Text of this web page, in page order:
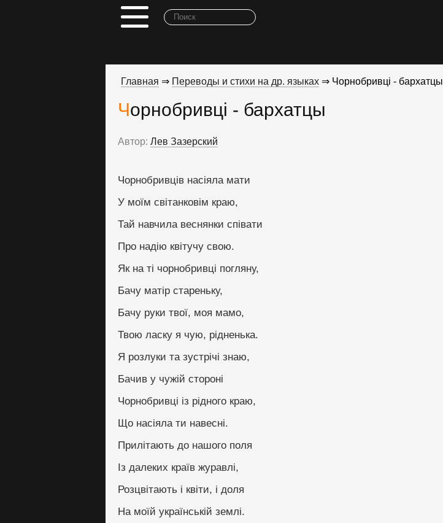
Главная ⇒ Переводы и стихи на др. языках ⇒ Чорнобривцi - бархатцы
Чорнобривцi - бархатцы
Автор: Лев Зазерский
Чорнобривців насіяла мати
У моїм світанковім краю,
Тай навчила веснянки співати
Про надію квітучу cвою.
Як на ті чорнобривці погляну,
Бачу матір стареньку,
Бачу руки твої, моя мамо,
Твою ласку я чую, рідненька.
Я розлуки та зустрічі знаю,
Бачив у чужій стороні
Чорнобривці із рідного краю,
Що насіяла ти навесні.
Прилітають до нашого поля
Із далеких країв журавлі,
Розцвітають і квіти, і доля
На моїй українській землі.